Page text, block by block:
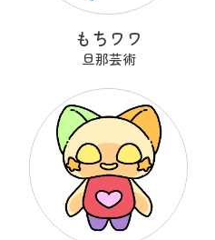
もちワワ
旦那芸術